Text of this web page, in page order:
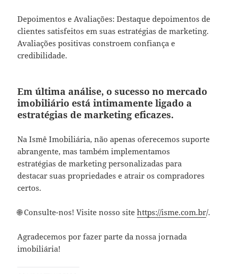
Depoimentos e Avaliações: Destaque depoimentos de
clientes satisfeitos em suas estratégias de marketing.
Avaliações positivas constroem confiança e
credibilidade.
Em última análise, o sucesso no mercado
imobiliário está intimamente ligado a
estratégias de marketing eficazes.
Na Ismê Imobiliária, não apenas oferecemos suporte
abrangente, mas também implementamos
estratégias de marketing personalizadas para
destacar suas propriedades e atrair os compradores
certos.
🌐 Consulte-nos! Visite nosso sitehttps://isme.com.br/.
Agradecemos por fazer parte da nossa jornada
imobiliária!